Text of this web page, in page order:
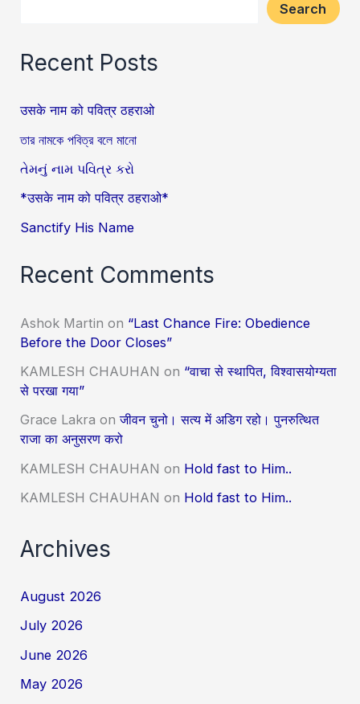
Search
Recent Posts
उसके नाम को पवित्र ठहराओ
তার নামকে পবিত্র বলে মানো
તેમનું નામ પવિત્ર કરો
*उसके नाम को पवित्र ठहराओ*
Sanctify His Name
Recent Comments
Ashok Martin on “Last Chance Fire: Obedience
Before the Door Closes”
KAMLESH CHAUHAN on “वाचा से स्थापित, विश्वासयोग्यता
से परखा गया”
Grace Lakra onजीवन चुनो। सत्य में अडिग रहो। पुनरुत्थित
राजा का अनुसरण करो
KAMLESH CHAUHAN on Hold fast to Him..
KAMLESH CHAUHAN on Hold fast to Him..
Archives
August 2026
July 2026
June 2026
May 2026